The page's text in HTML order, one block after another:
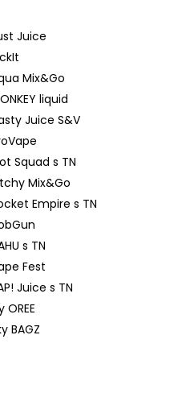
Juice
Mix&Go
liquid
Juice S&V
Squad s TN
Mix&Go
Empire s TN
s TN
Fest
Juice s TN
BAGZ